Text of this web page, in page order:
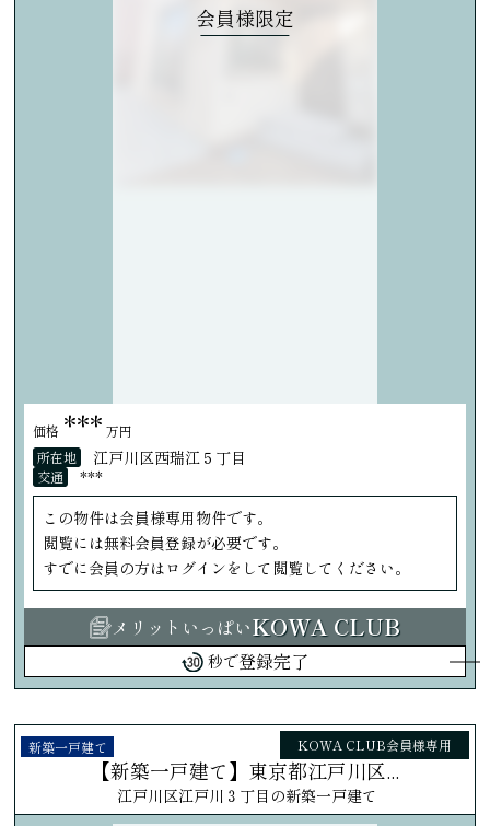
会員様限定
価格 *** 万円
所在地
江戸川区西瑞江５丁目
交通
***
この物件は会員様専用物件です。
閲覧には無料会員登録が必要です。
すでに会員の方はログインをして閲覧してください。
メリットいっぱいKOWA CLUB
秒で登録完了
新築一戸建て
【新築一戸建て】東京都江戸川区...
江戸川区江戸川３丁目の新築一戸建て
KOWA CLUB会員様専用